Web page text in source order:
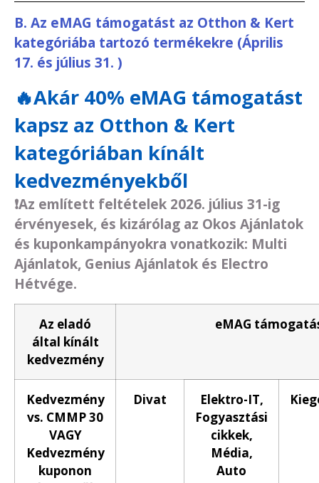
B. Az eMAG támogatást az Otthon & Kert
kategóriába tartozó termékekre (Április
17. és július 31. )
🔥Akár 40% eMAG támogatást
kapsz az Otthon & Kert
kategóriában kínált
kedvezményekből
❗Az említett feltételek 2026. július 31-ig
érvényesek, és kizárólag az Okos Ajánlatok
és kuponkampányokra vonatkozik: Multi
Ajánlatok, Genius Ajánlatok és Electro
Hétvége.
Az eladó
által kínált
kedvezmény
eMAG
Kedvezmény
vs. CMMP 30
VAGY
Kedvezmény
kuponon
Divat
Elektro-IT,
Fogyasztási
cikkek,
Média,
Auto